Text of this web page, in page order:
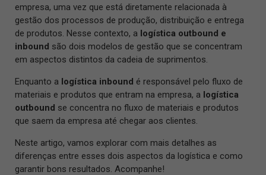
empresa, uma vez que está diretamente relacionada à
gestão dos processos de produção, distribuição e entrega
de produtos. Nesse contexto, a logística outbound e
inbound são dois modelos de gestão que se concentram
em aspectos distintos da cadeia de suprimentos.
Enquanto a logística inbound é responsável pelo fluxo de
materiais e produtos que entram na empresa, a logística
outbound se concentra no fluxo de materiais e produtos
que saem da empresa até chegar aos clientes.
Neste artigo, vamos explorar com mais detalhes as
diferenças entre esses dois aspectos da logística e como
garantir bons resultados. Acompanhe!